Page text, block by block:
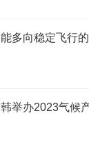
能多向稳定飞行
韩举办2023气候